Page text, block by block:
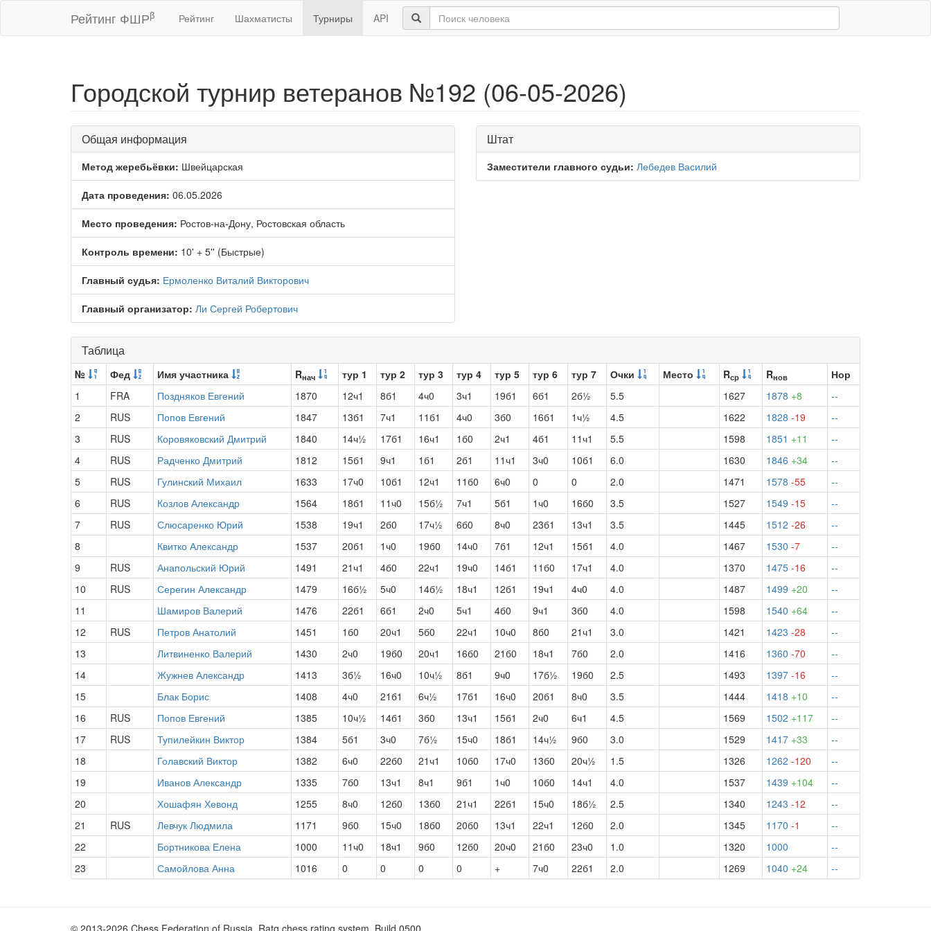
Рейтинг ФШРβ Рейтинг Шахматисты Турниры API
Городской турнир ветеранов №192 (06-05-2026)
Общая информация
Метод жеребьёвки: Швейцарская
Дата проведения: 06.05.2026
Место проведения: Ростов-на-Дону, Ростовская область
Контроль времени: 10' + 5'' (Быстрые)
Главный судья: Ермоленко Виталий Викторович
Главный организатор: Ли Сергей Робертович
Штат
Заместители главного судьи: Лебедев Василий
Таблица
№ Фед Имя участника Rнач тур 1 тур 2 тур 3 тур 4 тур 5 тур 6 тур 7 Очки Место Rср Rнов
Нор
1
FRA Поздняков Евгений 1870 12ч1 8б1 4ч0 3ч1 19б1 6б1 2б½ 5.5 1627 1878 +8
--
2
RUS Попов Евгений 1847 13б1 7ч1 11б1 4ч0 3б0 16б1 1ч½ 4.5 1622 1828 -19
--
3
RUS Коровяковский Дмитрий 1840 14ч½ 17б1 16ч1 1б0 2ч1 4б1 11ч1 5.5 1598 1851 +11
--
4
RUS Радченко Дмитрий 1812 15б1 9ч1 1б1 2б1 11ч1 3ч0 10б1 6.0 1630 1846 +34
--
5
RUS Гулинский Михаил 1633 17ч0 10б1 12ч1 11б0 6ч0 0 0 2.0 1471 1578 -55
--
6
RUS Козлов Александр 1564 18б1 11ч0 15б½ 7ч1 5б1 1ч0 16б0 3.5 1527 1549 -15
--
7
RUS Слюсаренко Юрий 1538 19ч1 2б0 17ч½ 6б0 8ч0 23б1 13ч1 3.5 1445 1512 -26
--
8
Квитко Александр 1537 20б1 1ч0 19б0 14ч0 7б1 12ч1 15б1 4.0 1467 1530 -7
--
9
RUS Анапольский Юрий 1491 21ч1 4б0 22ч1 19ч0 14б1 11б0 17ч1 4.0 1370 1475 -16
--
10
RUS Серегин Александр 1479 16б½ 5ч0 14б½ 18ч1 12б1 19ч1 4ч0 4.0 1487 1499 +20
--
11
Шамиров Валерий 1476 22б1 6б1 2ч0 5ч1 4б0 9ч1 3б0 4.0 1598 1540 +64
--
12
RUS Петров Анатолий 1451 1б0 20ч1 5б0 22ч1 10ч0 8б0 21ч1 3.0 1421 1423 -28
--
13
Литвиненко Валерий 1430 2ч0 19б0 20ч1 16б0 21б0 18ч1 7б0 2.0 1416 1360 -70
--
14
Жужнев Александр 1413 3б½ 16ч0 10ч½ 8б1 9ч0 17б½ 19б0 2.5 1493 1397 -16
--
15
Блак Борис 1408 4ч0 21б1 6ч½ 17б1 16ч0 20б1 8ч0 3.5 1444 1418 +10
--
16
RUS Попов Евгений 1385 10ч½ 14б1 3б0 13ч1 15б1 2ч0 6ч1 4.5 1569 1502 +117
--
17
RUS Тупилейкин Виктор 1384 5б1 3ч0 7б½ 15ч0 18б1 14ч½ 9б0 3.0 1529 1417 +33
--
18
Голавский Виктор 1382 6ч0 22б0 21ч1 10б0 17ч0 13б0 20ч½ 1.5 1326 1262 -120
--
19
Иванов Александр 1335 7б0 13ч1 8ч1 9б1 1ч0 10б0 14ч1 4.0 1537 1439 +104
--
20
Хошафян Хевонд 1255 8ч0 12б0 13б0 21ч1 22б1 15ч0 18б½ 2.5 1340 1243 -12
--
21
RUS Левчук Людмила 1171 9б0 15ч0 18б0 20б0 13ч1 22ч1 12б0 2.0 1345 1170 -1
--
22
Бортникова Елена 1000 11ч0 18ч1 9б0 12б0 20ч0 21б0 23ч0 1.0 1320 1000
--
23
Самойлова Анна 1016 0 0 0 0 + 7ч0 22б1 2.0 1269 1040 +24 --
© 2013-2026 Chess Federation of Russia. Ratg chess rating system. Build 0500